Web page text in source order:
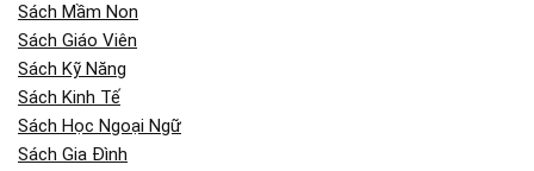
Sách Mầm Non
Sách Giáo Viên
Sách Kỹ Năng
Sách Kinh Tế
Sách Học Ngoại Ngữ
Sách Gia Đình